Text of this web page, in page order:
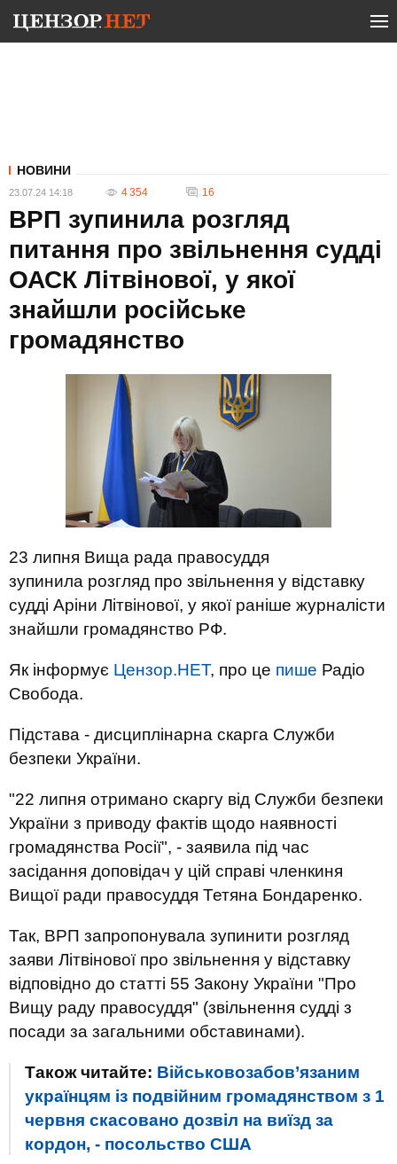
НОВИНИ
23.07.24 14:18 4 354 16
ВРП зупинила розгляд
питання про звільнення судді
ОАСК Літвінової, у якої
знайшли російське
громадянство
23 липня Вища рада правосуддя
зупинила розгляд про звільнення у відставку
судді Аріни Літвінової, у якої раніше журналісти
знайшли громадянство РФ.
Як інформує Цензор.НЕТ, про це пише Радіо
Свобода.
Підстава - дисциплінарна скарга Служби
безпеки України.
"22 липня отримано скаргу від Служби безпеки
України з приводу фактів щодо наявності
громадянства Росії", - заявила під час
засідання доповідач у цій справі членкиня
Вищої ради правосуддя Тетяна Бондаренко.
Так, ВРП запропонувала зупинити розгляд
заяви Літвінової про звільнення у відставку
відповідно до статті 55 Закону України "Про
Вищу раду правосуддя" (звільнення судді з
посади за загальними обставинами).
Також читайте: Військовозабов’язаним
українцям із подвійним громадянством з 1
червня скасовано дозвіл на виїзд за
кордон, - посольство США